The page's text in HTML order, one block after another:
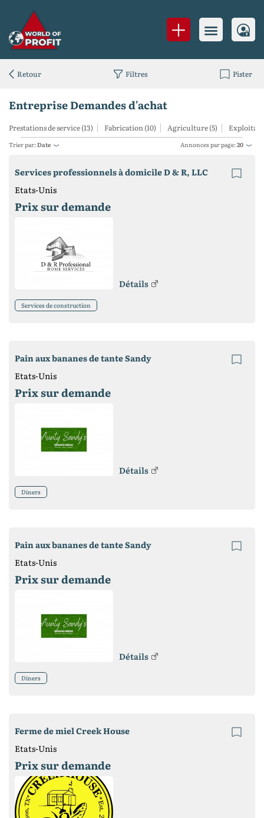
Entreprise Demandes d'achat
Prestations de service (13) Fabrication (10) Agriculture (5)
Trier par:Date Annonces par page:20
Services professionnels à domicile D & R, LLC
Etats-Unis
Prix ​​sur demande
Détails
Services de construction
Pain aux bananes de tante Sandy
Etats-Unis
Prix ​​sur demande
Détails
Diners
Pain aux bananes de tante Sandy
Etats-Unis
Prix ​​sur demande
Détails
Diners
Ferme de miel Creek House
Etats-Unis
Prix ​​sur demande
Retour Filtres Pister